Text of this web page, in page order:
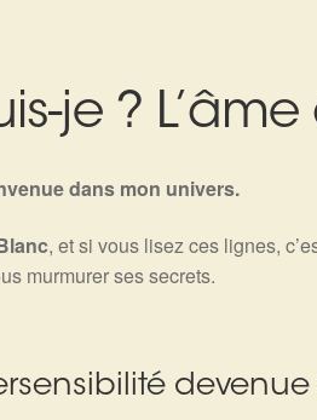
je ?
dans mon univers.
, et si vous lisez ces lignes,
murmurer ses secrets.